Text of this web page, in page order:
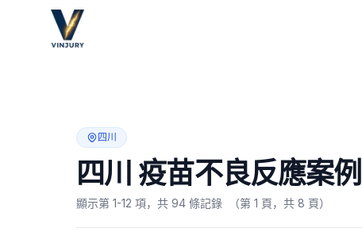
四川
四川 疫苗不良反應案例
顯示第 1-12 項，共 94 條記錄 （第 1 頁，共 8 頁）